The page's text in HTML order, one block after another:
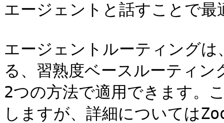
エージェントと話すことで
エージェントルーティング
る、習熟度ベースルーティ
2つの方法で適用できます。
しますが、詳細については